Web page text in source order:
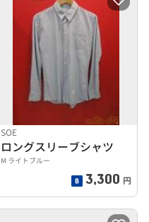
SOE
ロングスリーブシャツ
M ライトブルー
3,300 円